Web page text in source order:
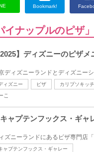
Bookmark!
イナップルのピザ
2025】ディズニーのピザ
ディズニーランドとディズニー
ィズニー ピザ カリプソキッ
こ
キャプテンフックス・ギ
ズニーランドにあるピザ専門店
ャプテンフックス・ギャレー